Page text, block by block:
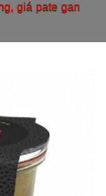
giá pate gan